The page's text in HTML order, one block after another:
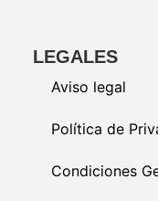
LEGALES
Aviso legal
Política de
Condiciones